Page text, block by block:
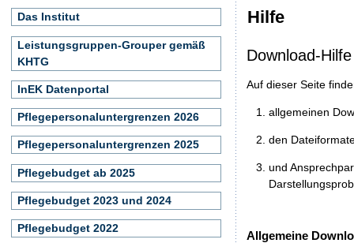
Hilfe
Download-Hilfe
Auf dieser Seite
allgemeinen
den
und
Allgemeine
Das Institut
Leistungsgruppen-Grouper gemäß
KHTG
InEK Datenportal
Pflegepersonaluntergrenzen 2026
Pflegepersonaluntergrenzen 2025
Pflegebudget ab 2025
Pflegebudget 2023 und 2024
Pflegebudget 2022